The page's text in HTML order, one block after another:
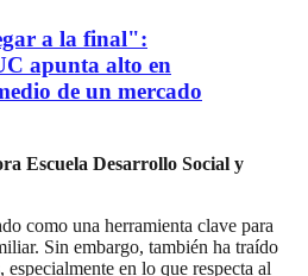
a la final":
apunta alto en
de un mercado
Escuela Desarrollo Social y
como una herramienta clave para
Sin embargo, también ha traído
en lo que respecta al